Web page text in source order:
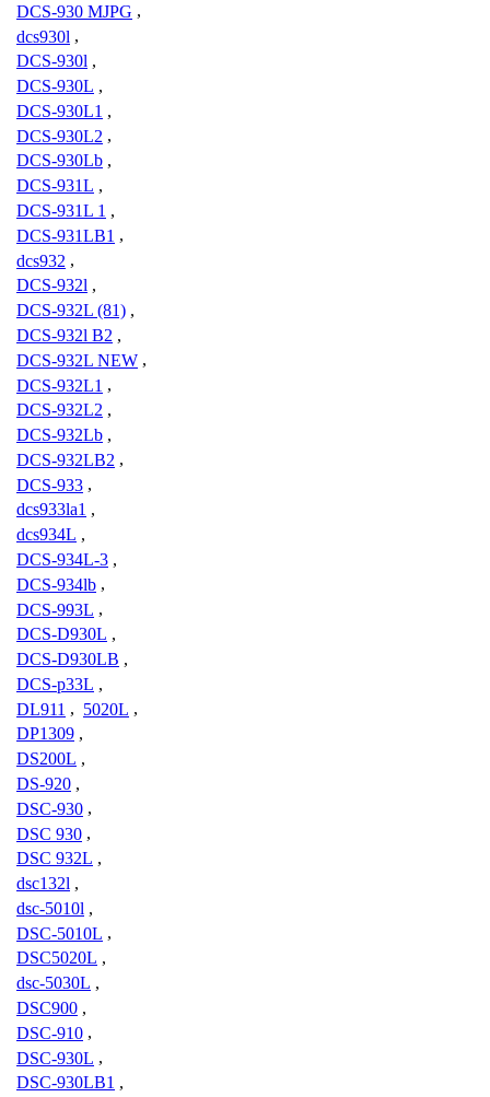
DCS-930 MJPG ,
dcs930l ,
DCS-930l ,
DCS-930L ,
DCS-930L1 ,
DCS-930L2 ,
DCS-930Lb ,
DCS-931L ,
DCS-931L 1 ,
DCS-931LB1 ,
dcs932 ,
DCS-932l ,
DCS-932L (81) ,
DCS-932l B2 ,
DCS-932L NEW ,
DCS-932L1 ,
DCS-932L2 ,
DCS-932Lb ,
DCS-932LB2 ,
DCS-933 ,
dcs933la1 ,
dcs934L ,
DCS-934L-3 ,
DCS-934lb ,
DCS-993L ,
DCS-D930L ,
DCS-D930LB ,
DCS-p33L ,
DL911 , 5020L ,
DP1309 ,
DS200L ,
DS-920 ,
DSC-930 ,
DSC 930 ,
DSC 932L ,
dsc132l ,
dsc-5010l ,
DSC-5010L ,
DSC5020L ,
dsc-5030L ,
DSC900 ,
DSC-910 ,
DSC-930L ,
DSC-930LB1 ,